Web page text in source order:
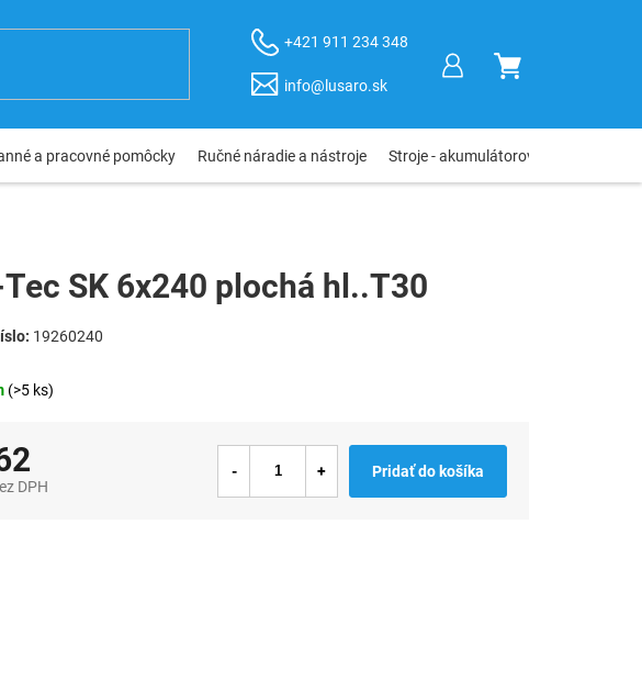
+421 911 234 348
info@lusaro.sk
NÁKUPNÝ
a pracovné pomôcky Ručné náradie a nástroje Stroje - akumulátorové, elektro,
(>5 ks)
SK 6x240 plochá hl..T30
19260240
DPH
Pridať do košíka